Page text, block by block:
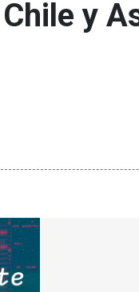
y